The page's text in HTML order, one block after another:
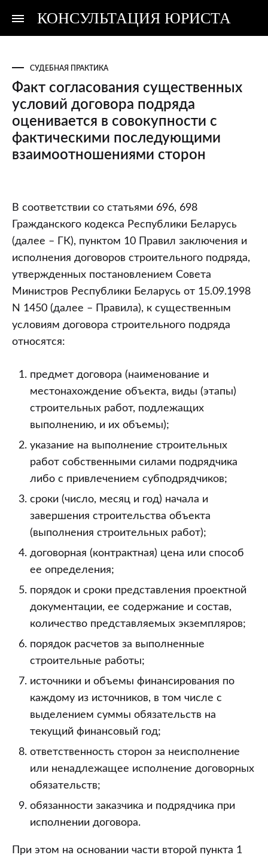
КОНСУЛЬТАЦИЯ ЮРИСТА
Консультация
Консультация
СУДЕБНАЯ ПРАКТИКА
Факт согласования существенных
условий договора подряда
оценивается в совокупности с
фактическими последующими
взаимоотношениями сторон
Факт
согласования
существенных
условий
договора
подряда
оценивается
в
совокупности
фактическими
последующими
взаимоотношениями
сторон
В соответствии со статьями 696, 698
Гражданского кодекса Республики Беларусь
(далее – ГК), пунктом 10 Правил заключения и
исполнения договоров строительного подряда,
утвержденных постановлением Совета
Министров Республики Беларусь от 15.09.1998
N 1450 (далее – Правила), к существенным
условиям договора строительного подряда
относятся:
предмет договора (наименование и
местонахождение объекта, виды (этапы)
строительных работ, подлежащих
выполнению, и их объемы);
указание на выполнение строительных
работ собственными силами подрядчика
либо с привлечением субподрядчиков;
сроки (число, месяц и год) начала и
завершения строительства объекта
(выполнения строительных работ);
договорная (контрактная) цена или способ
ее определения;
порядок и сроки представления проектной
документации, ее содержание и состав,
количество представляемых экземпляров;
порядок расчетов за выполненные
строительные работы;
источники и объемы финансирования по
каждому из источников, в том числе с
выделением суммы обязательств на
текущий финансовый год;
ответственность сторон за неисполнение
или ненадлежащее исполнение договорных
обязательств;
обязанности заказчика и подрядчика при
исполнении договора.
При этом на основании части второй пункта 1